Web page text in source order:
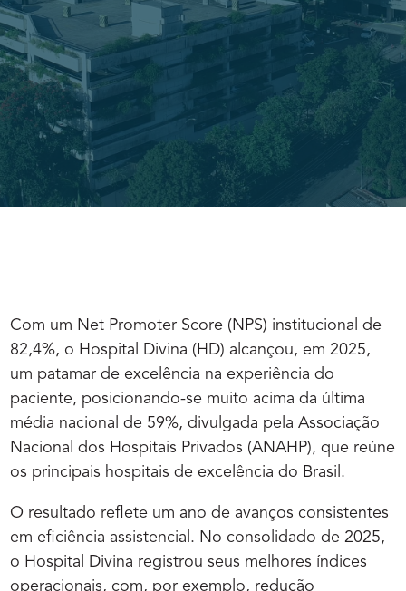
Com um Net Promoter Score (NPS) institucional de
82,4%, o Hospital Divina (HD) alcançou, em 2025,
um patamar de excelência na experiência do
paciente, posicionando-se muito acima da última
média nacional de 59%, divulgada pela Associação
Nacional dos Hospitais Privados (ANAHP), que reúne
os principais hospitais de excelência do Brasil.
O resultado reflete um ano de avanços consistentes
em eficiência assistencial. No consolidado de 2025,
o Hospital Divina registrou seus melhores índices
operacionais, com, por exemplo, redução